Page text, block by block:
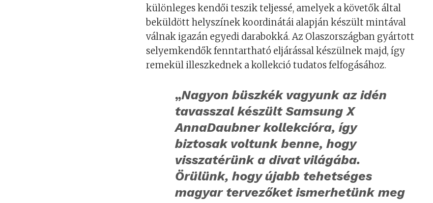
különleges kendői teszik teljessé, amelyek a követők által
beküldött helyszínek koordinátái alapján készült mintával
válnak igazán egyedi darabokká. Az Olaszországban gyártott
selyemkendők fenntartható eljárással készülnek majd, így
remekül illeszkednek a kollekció tudatos felfogásához.
„Nagyon büszkék vagyunk az idén
tavasszal készült Samsung X
AnnaDaubner kollekcióra, így
biztosak voltunk benne, hogy
visszatérünk a divat világába.
Örülünk, hogy újabb tehetséges
magyar tervezőket ismerhetünk meg